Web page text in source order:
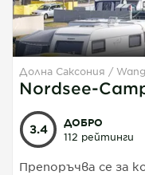
Долна Саксония
Nordsee-
3.4
ДОБРО
112 рейтинги
Препоръчва се за